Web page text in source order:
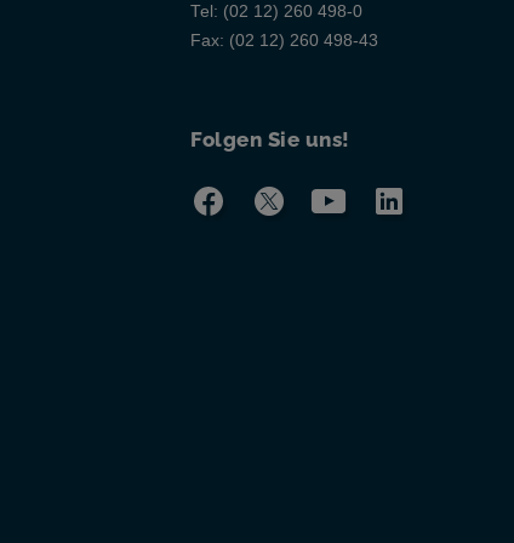
Tel: (02 12) 260 498-0
Fax: (02 12) 260 498-43
Folgen Sie uns!